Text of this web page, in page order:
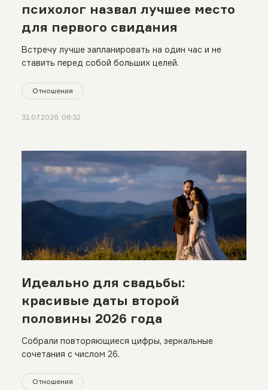
психолог назвал лучшее место
для первого свидания
Встречу лучше запланировать на один час и не
ставить перед собой больших целей.
Отношения
31.07.2026, 06:32
Идеально для свадьбы:
красивые даты второй
половины 2026 года
Собрали повторяющиеся цифры, зеркальные
сочетания с числом 26.
Отношения